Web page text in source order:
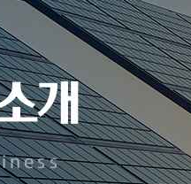
개